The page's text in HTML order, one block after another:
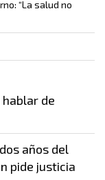
“La salud no
de
años del
pide justicia